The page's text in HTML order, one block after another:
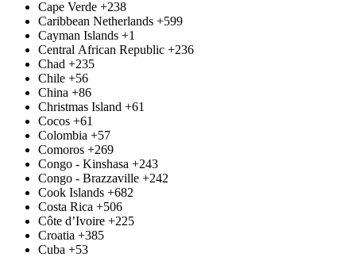
Cape Verde +238
Caribbean Netherlands +599
Cayman Islands +1
Central African Republic +236
Chad +235
Chile +56
China +86
Christmas Island +61
Cocos +61
Colombia +57
Comoros +269
Congo - Kinshasa +243
Congo - Brazzaville +242
Cook Islands +682
Costa Rica +506
Côte d’Ivoire +225
Croatia +385
Cuba +53